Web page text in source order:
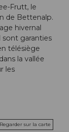
Frutt, le
de Bettenalp.
hivernal
sont garanties
télésiège
la vallée
les
Regarder sur la carte